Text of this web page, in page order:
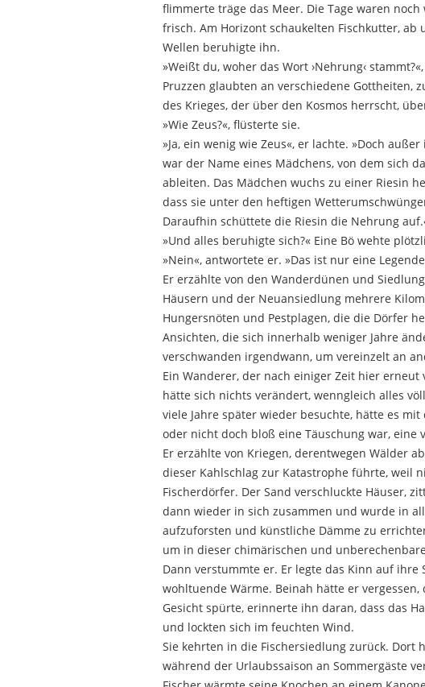
flimmerte träge das Meer. Die Tage waren
frisch. Am Horizont schaukelten Fischkutter,
Wellen beruhigte ihn.
»Weißt du, woher das Wort ›Nehrung‹
Pruzzen glaubten an verschiedene Gottheiten,
des Krieges, der über den Kosmos herrscht,
»Wie Zeus?«, flüsterte sie.
»Ja, ein wenig wie Zeus«, er lachte. »Doch
war der Name eines Mädchens, von dem sich
ableiten. Das Mädchen wuchs zu einer Riesin
dass sie unter den heftigen
Daraufhin schüttete die Riesin die Nehrung
»Und alles beruhigte sich?« Eine Bö wehte
»Nein«, antwortete er. »Das ist nur eine
Er erzählte von den Wanderdünen und
Häusern und der Neuansiedlung mehrere
Hungersnöten und Pestplagen, die die Dörfer
Ansichten, die sich innerhalb weniger Jahre
verschwanden irgendwann, um vereinzelt an
Ein Wanderer, der nach einiger Zeit hier
hätte sich nichts verändert, wenngleich alles
viele Jahre später wieder besuchte, hätte es
oder nicht doch bloß eine Täuschung war, eine
Er erzählte von Kriegen, derentwegen Wälder
dieser Kahlschlag zur Katastrophe führte, weil
Fischerdörfer. Der Sand verschluckte Häuser,
dann wieder in sich zusammen und wurde in
aufzuforsten und künstliche Dämme zu
um in dieser chimärischen und
Dann verstummte er. Er legte das Kinn auf
wohltuende Wärme. Beinah hätte er
Gesicht spürte, erinnerte ihn daran, dass das
und lockten sich im feuchten Wind.
Sie kehrten in die Fischersiedlung zurück. Dort
während der Urlaubssaison an Sommergäste